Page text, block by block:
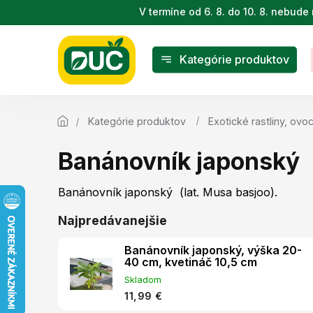
na
V termíne od 6. 8. do 10. 8.
Kategórie produktov
Kategórie produktov Exotické rastliny,
Banánovník japonský
Banánovník japonský (lat. Musa basjoo).
Najpredávanejšie
Banánovník japonský, výška 20-
40 cm, kvetináč 10,5 cm
Skladom
11,99 €